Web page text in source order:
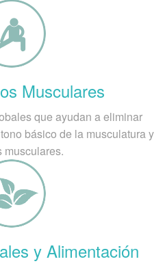
Musculares
que ayudan a eliminar
básico de la musculatura y
musculares.
y Alimentación